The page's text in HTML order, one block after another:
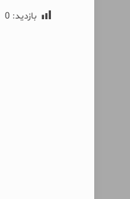
بازدید: 0